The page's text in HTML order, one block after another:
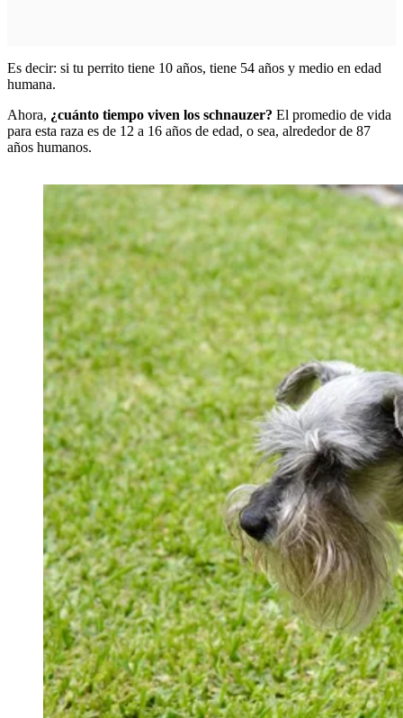
Es decir: si tu perrito tiene 10 años, tiene 54 años y medio en edad
humana.
Ahora, ¿cuánto tiempo viven los schnauzer? El promedio de vida
para esta raza es de 12 a 16 años de edad, o sea, alrededor de 87
años humanos.